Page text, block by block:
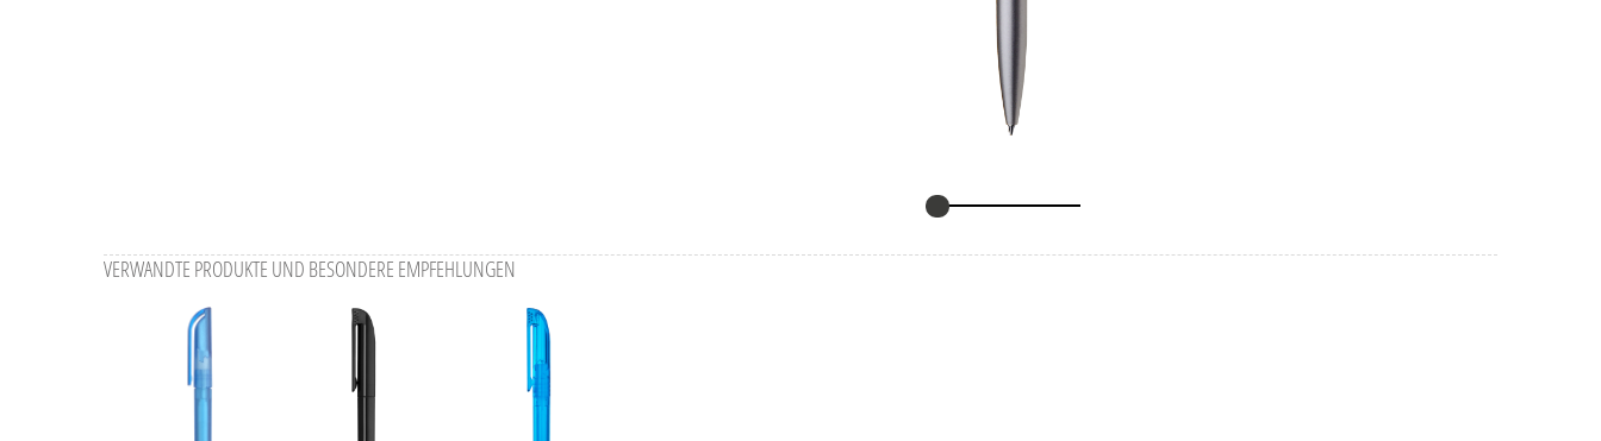
VERWANDTE PRODUKTE UND BESONDERE EMPFEHLUNGEN